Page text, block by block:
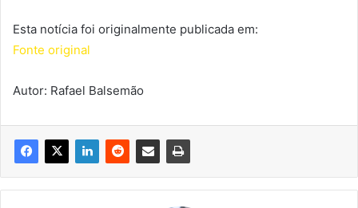
Esta notícia foi originalmente publicada em:
Fonte original
Autor: Rafael Balsemão